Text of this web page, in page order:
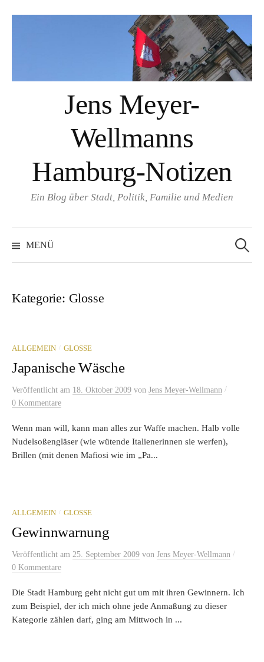
Jens Meyer-
Wellmanns
Hamburg-Notizen
Ein Blog über Stadt, Politik, Familie und Medien
MENÜ
nach:
Kategorie: Glosse
ALLGEMEIN / GLOSSE
Japanische Wäsche
Veröffentlicht am 18. Oktober 2009 von Jens Meyer-Wellmann /
0 Kommentare
Wenn man will, kann man alles zur Waffe machen. Halb volle
Nudelsoßengläser (wie wütende Italienerinnen sie werfen),
Brillen (mit denen Mafiosi wie im „Pa...
ALLGEMEIN / GLOSSE
Gewinnwarnung
Veröffentlicht am 25. September 2009 von Jens Meyer-Wellmann /
0 Kommentare
Die Stadt Hamburg geht nicht gut um mit ihren Gewinnern. Ich
zum Beispiel, der ich mich ohne jede Anmaßung zu dieser
Kategorie zählen darf, ging am Mittwoch in ...